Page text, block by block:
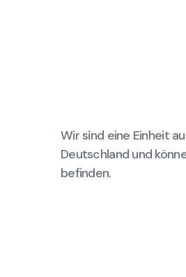
Wir sind eine Einheit
Deutschland und
befinden.